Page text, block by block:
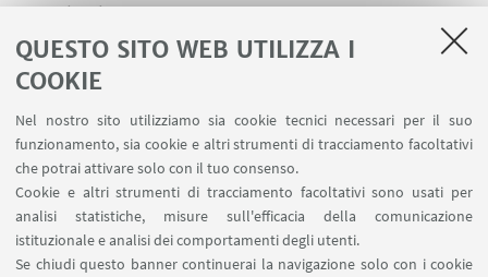
QUESTO SITO WEB UTILIZZA I
COOKIE
Nel nostro sito utilizziamo sia cookie tecnici necessari per il suo
funzionamento, sia cookie e altri strumenti di tracciamento facoltativi
che potrai attivare solo con il tuo consenso.
Cookie e altri strumenti di tracciamento facoltativi sono usati per
analisi statistiche, misure sull'efficacia della comunicazione
istituzionale e analisi dei comportamenti degli utenti.
Se chiudi questo banner continuerai la navigazione solo con i cookie
Organisation
Silvia Romagnoli
LINK UTILI
Spazi Virtuali di Dipartimento (riservato autorizzati)
Missioni Web